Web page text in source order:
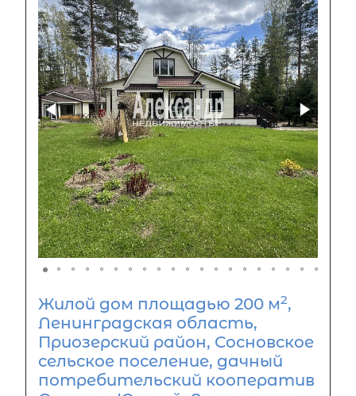
Жилой дом площадью 200 м2,
Ленинградская область,
Приозерский район, Сосновское
сельское поселение, дачный
потребительский кооператив